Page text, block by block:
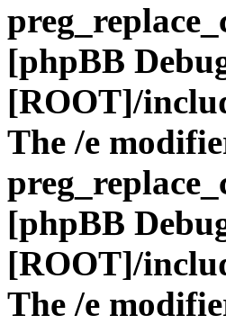
[phpBB
[ROOT]/
The /e
[phpBB
[ROOT]/
The /e